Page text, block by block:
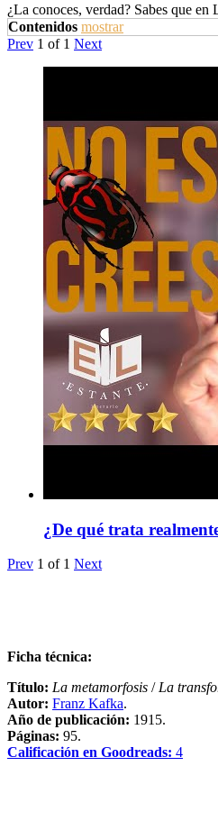
¿La conoces, verdad? Sabes que
Contenidos mostrar
Prev 1 of 1 Next
¿De qué trata
Prev 1 of 1 Next
Ficha técnica:
Título: La metamorfosis / La
Autor: Franz Kafka.
Año de publicación: 1915.
Páginas: 95.
Calificación en Goodreads: 4